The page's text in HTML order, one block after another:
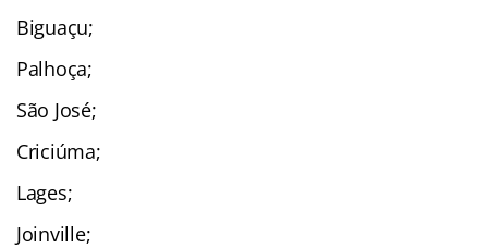
Biguaçu;
Palhoça;
São José;
Criciúma;
Lages;
Joinville;